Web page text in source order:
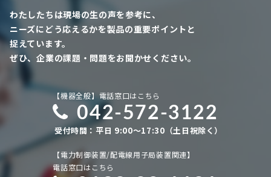
わたしたちは現場の生の声を参考に、
ニーズにどう応えるかを製品の重要ポイントと
捉えています。
ぜひ、企業の課題・問題をお聞かせください。
【機器全般】電話窓口はこちら
042-572-3122
受付時間：平日 9:00～17:30（土日祝除く）
【電力制御装置/配電線用子局装置関連】
電話窓口はこちら